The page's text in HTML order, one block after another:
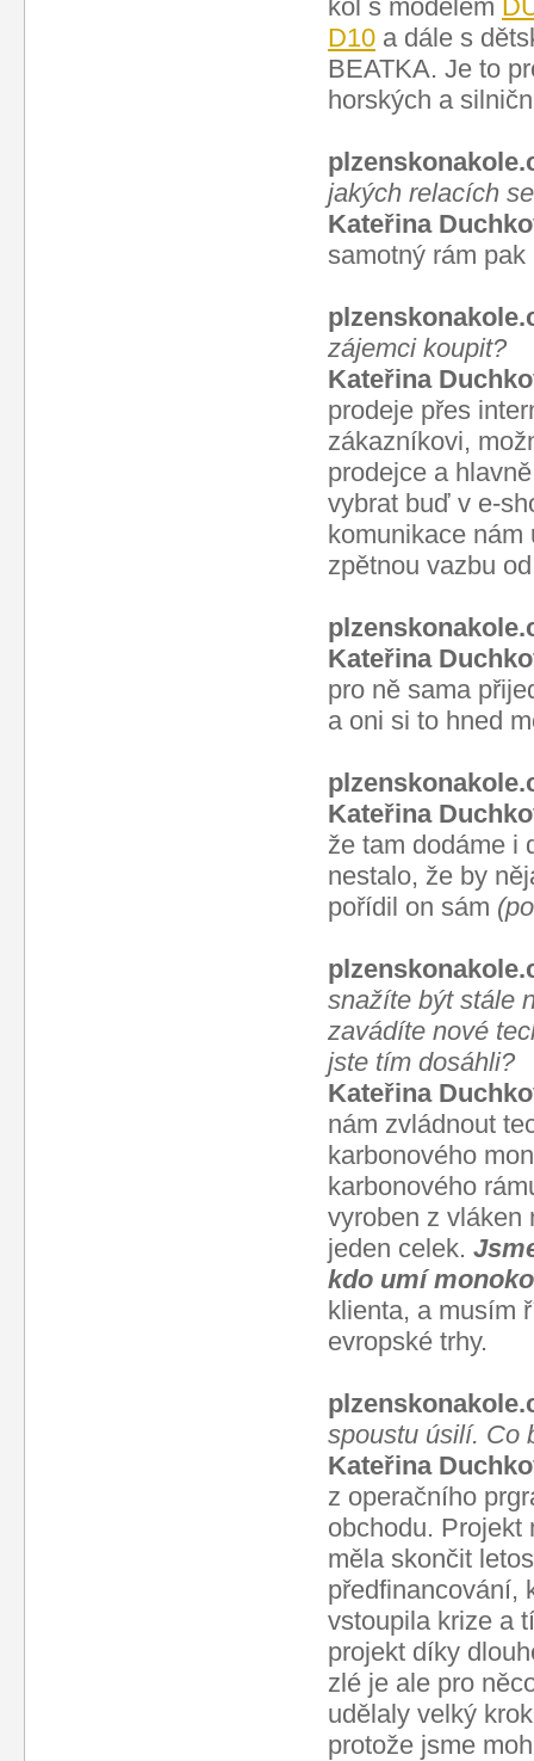
kol s modelem
D10 a dále s
BEATKA. Je to
horských a
jakých relacích
Kateřina
samotný rám
zájemci koupit?
Kateřina
prodeje přes
zákazníkovi,
prodejce a
vybrat buď v e-
komunikace
zpětnou vazbu
Kateřina
pro ně sama
a oni si to hned
Kateřina
že tam dodáme i
nestalo, že by
pořídil on sám
snažíte být stále
zavádíte nové
jste tím dosáhli?
Kateřina
nám zvládnout
karbonového
karbonového
vyroben z vláken
jeden celek.
kdo umí
klienta, a musím
evropské trhy.
spoustu úsilí. Co
Kateřina
z operačního
obchodu. Projekt
měla skončit
předfinancování,
vstoupila krize a
projekt díky
zlé je ale pro
udělaly velký
protože jsme